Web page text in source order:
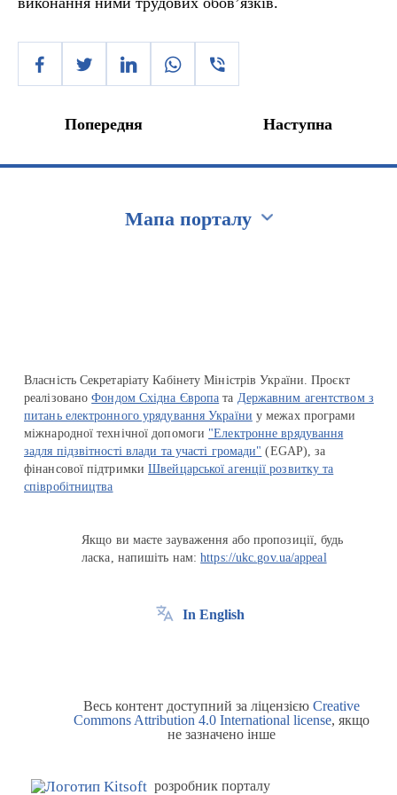
Попередня Наступна
Мапа порталу
Власність Секретаріату Кабінету Міністрів України. Проєкт
реалізованоФондом Східна Європа та Державним агентством з
питань електронного урядування України у межах програми
міжнародної технічної допомоги "Електронне врядування
задля підзвітності влади та участі громади" (EGAP), за
фінансової підтримкиШвейцарської агенції розвитку та
співробітництва
Якщо ви маєте зауваження або пропозиції, будь
ласка, напишіть нам:https://ukc.gov.ua/appeal
In English
Весь контент доступний за ліцензією Creative
Commons Attribution 4.0 International license, якщо
не зазначено інше
розробник порталу